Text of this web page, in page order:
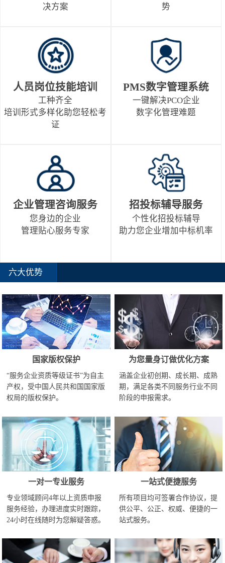
决方案
势
人员岗位技能培训
工种齐全
培训形式多样化助您轻松考
证
PMS数字管理系统
一键解决PCO企业
数字化管理难题
企业管理咨询服务
您身边的企业
管理贴心服务专家
招投标辅导服务
个性化招投标辅导
助力您企业增加中标机率
六大优势
国家版权保护
“服务企业资质等级证书”为自主
产权，受中国人民共和国国家版
权局的版权保护。
为您量身订做优化方案
涵盖企业初创期、成长期、成熟
期，满足各类不同服务行业不同
阶段的申报需求。
一对一专业服务
专业领域顾问4年以上资质申报
服务经验，办理进度实时跟踪，
24小时在线随时为您解疑答惑。
一站式便捷服务
所有项目均可签署合作协议，提
供公平、公正、权威、便捷的一
站式服务。